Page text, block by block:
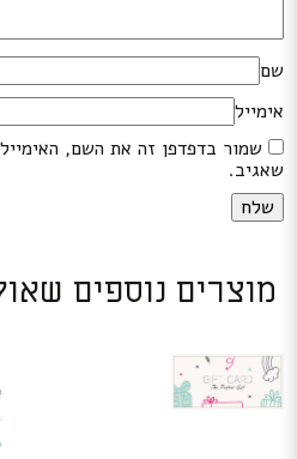
שם
אימייל
שמור בדפדפן זה את השם,
שאגיב.
מוצרים נוספים